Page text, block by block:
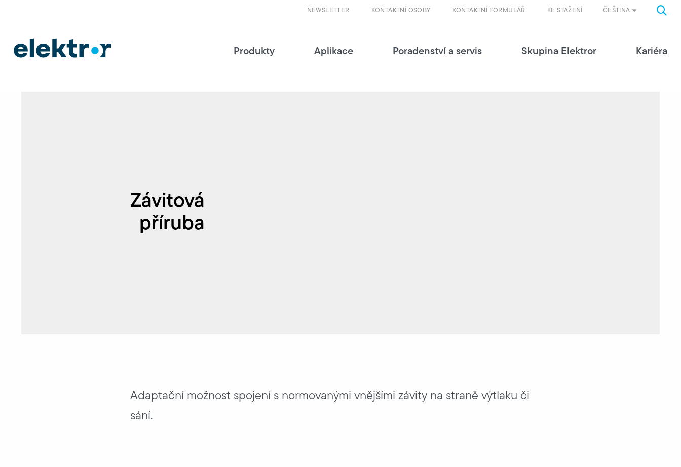
ČEŠTINA
KE STAŽENÍ
KONTAKTNÍ FORMULÁŘ
KONTAKTNÍ OSOBY
NEWSLETTER
Produkty Aplikace Poradenství a servis Skupina Elektror Kariéra
Závitová
příruba
Adaptační možnost spojení s normovanými vnějšími závity na straně výtlaku či
sání.